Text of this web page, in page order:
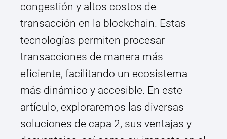
congestión y altos costos de
transacción en la blockchain. Estas
tecnologías permiten procesar
transacciones de manera más
eficiente, facilitando un ecosistema
más dinámico y accesible. En este
artículo, exploraremos las diversas
soluciones de capa 2, sus ventajas y